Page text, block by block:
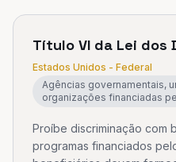
Título VI da Lei dos
Estados Unidos - Federal
Agências governamentais,
organizações financiadas
Proíbe discriminação com
programas financiados